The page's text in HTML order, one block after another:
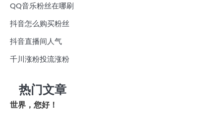
QQ音乐粉丝在哪刷
抖音怎么购买粉丝
抖音直播间人气
千川涨粉投流涨粉
热门文章
世界，您好！